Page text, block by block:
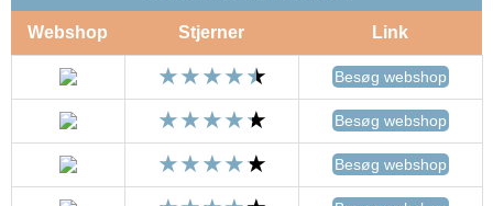
Webshop Stjerner Link
Besøg webshop
Besøg webshop
Besøg webshop